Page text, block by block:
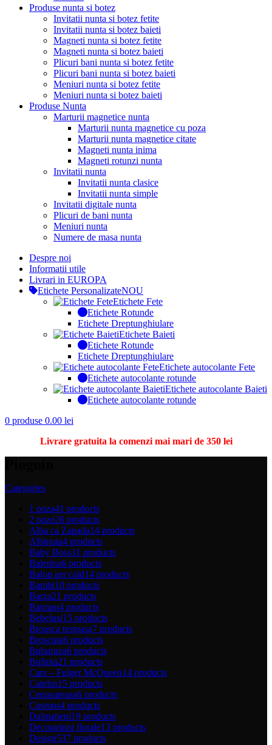
Produse nunta si botez
Invitatii nunta si botez fetite
Invitatii nunta si botez baieti
Magneti nunta si botez fetite
Magneti nunta si botez baieti
Plicuri bani nunta si botez fetite
Plicuri bani nunta si botez baieti
Meniuri nunta si botez fetite
Meniuri nunta si botez baieti
Produse Nunta
Marturii magnetice nunta
Marturii nunta magnetice cu poza
Marturii nunta magnetice citate
Magneti nunta inima
Magneti rotunzi nunta
Invitatii nunta
Invitatii nunta clasice
Invitatii nunta simple
Invitatii digitale nunta
Plicuri de bani nunta
Meniuri nunta
Numere de masa nunta
Despre noi
Informatii utile
Livrari in EUROPA
Etichete PersonalizateNOU
Etichete Fete
Etichete Rotunde
Etichete Dreptunghiulare
Etichete Baieti
Etichete Rotunde
Etichete Dreptunghiulare
Etichete autocolante Fete
Etichete autocolante rotunde
Etichete autocolante Baieti
Etichete autocolante rotunde
0 produse 0.00 lei
Livrare gratuita la comenzi mai mari de 350 lei
Categories
1 poza41 products
2 poze26 products
Alba ca Zapada14 products
Albinuta4 products
Baby Boss31 products
Balerina6 products
Balon aer cald14 products
Bambi10 products
Barza21 products
Batman4 products
Bebelusi15 products
Broasca testoasa7 products
Broscuta6 products
Buburuza6 products
Bufnita21 products
Cars – Fulger McQueen14 products
Catelus15 products
Cenusareasa6 products
Cosmos4 products
Dalmatieni19 products
Decoratiuni florale13 products
Design537 products